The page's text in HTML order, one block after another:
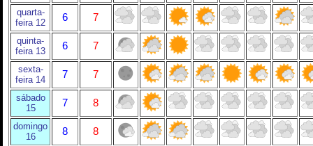
quarta-
feira 12
6 7
quinta-
feira 13
6 7
sexta-
feira 14
7 7
sábado
15
7 8
domingo
16
8
8